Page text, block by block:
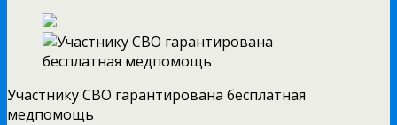
Участнику СВО гарантирована бесплатная
медпомощь